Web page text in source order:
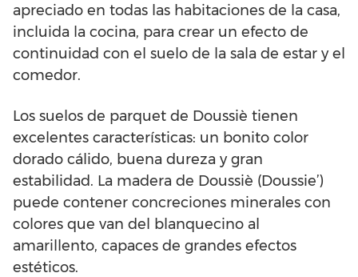
apreciado en todas las habitaciones de la casa,
incluida la cocina, para crear un efecto de
continuidad con el suelo de la sala de estar y el
comedor.
Los suelos de parquet de Doussiè tienen
excelentes características: un bonito color
dorado cálido, buena dureza y gran
estabilidad. La madera de Doussiè (Doussie’)
puede contener concreciones minerales con
colores que van del blanquecino al
amarillento, capaces de grandes efectos
estéticos.